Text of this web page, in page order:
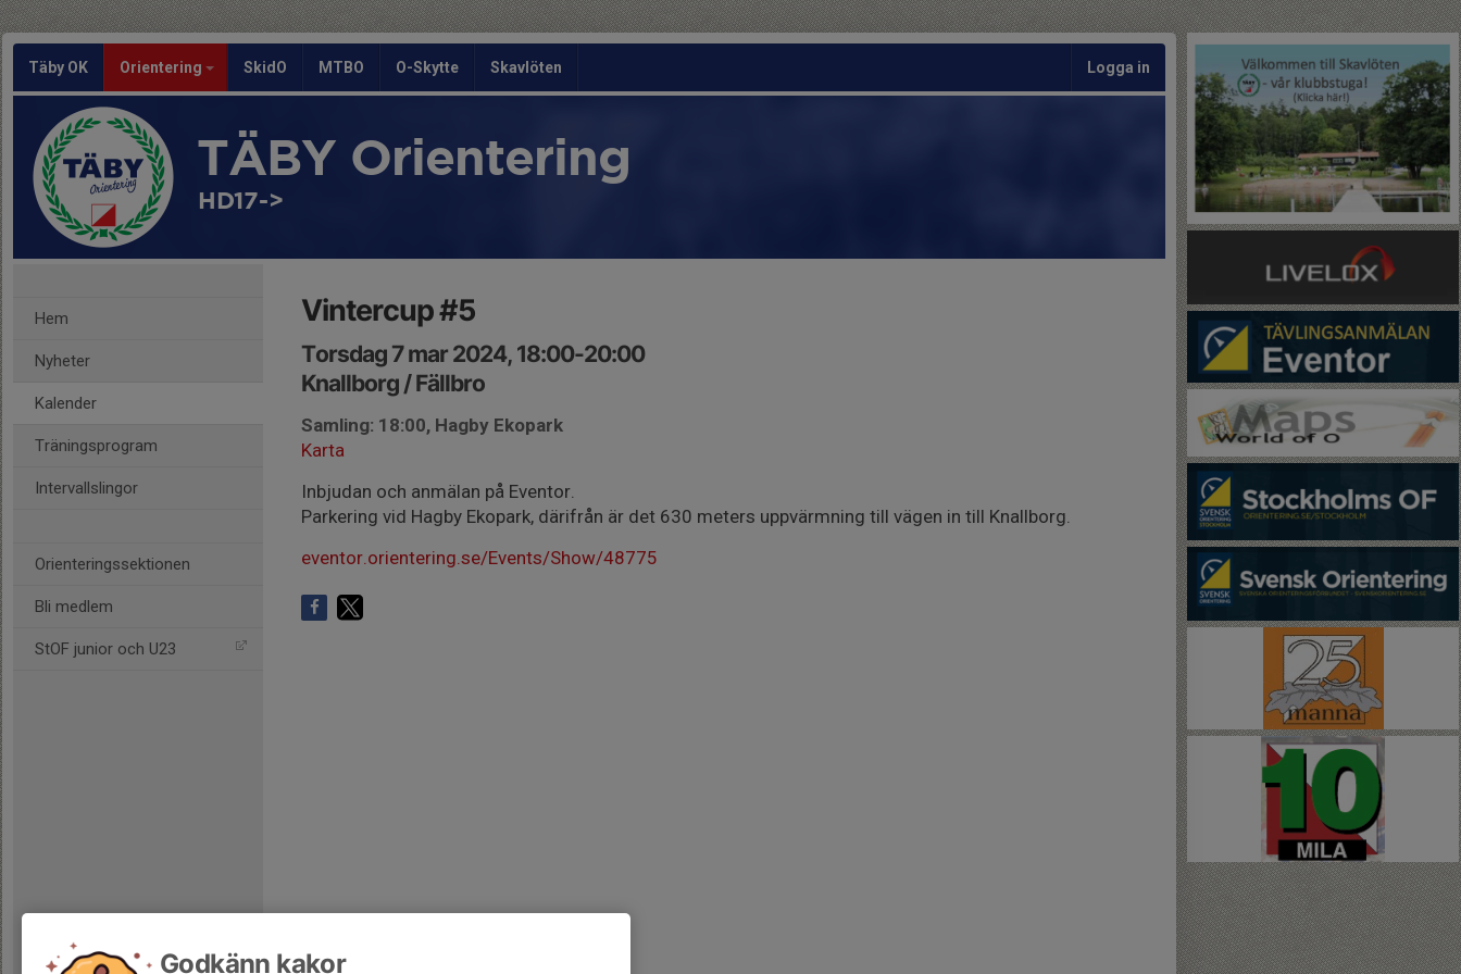
Täby OK Orientering SkidO MTBO O-Skytte Skavlöten Logga in
TÄBY Orientering
HD17->
Hem
Nyheter
Kalender
Träningsprogram
Intervallslingor
Orienteringssektionen
Bli medlem
StOF junior och U23
Vintercup #5
Torsdag 7 mar 2024, 18:00-20:00
Knallborg / Fällbro
Samling: 18:00, Hagby Ekopark
Karta
Inbjudan och anmälan på Eventor.
Parkering vid Hagby Ekopark, därifrån är det 630 meters uppvärmning till vägen in till Knallborg.
eventor.orientering.se/Events/Show/48775
Godkänn kakor